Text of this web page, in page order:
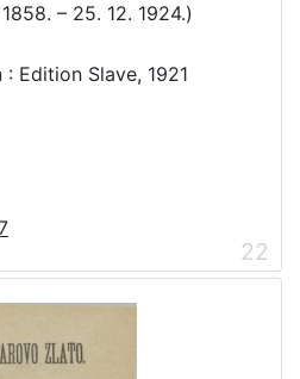
– 25. 12. 1924.)
Edition Slave, 1921
22